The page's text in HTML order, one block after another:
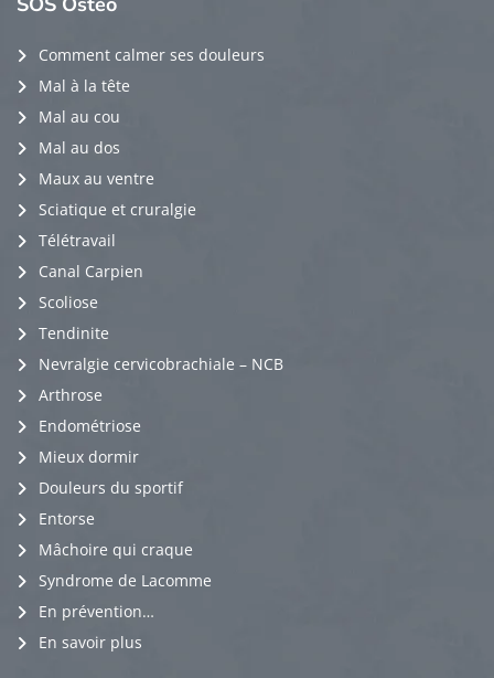
Comment calmer ses douleurs
Mal à la tête
Mal au cou
Mal au dos
Maux au ventre
Sciatique et cruralgie
Télétravail
Canal Carpien
Scoliose
Tendinite
Nevralgie cervicobrachiale – NCB
Arthrose
Endométriose
Mieux dormir
Douleurs du sportif
Entorse
Mâchoire qui craque
Syndrome de Lacomme
En prévention…
En savoir plus